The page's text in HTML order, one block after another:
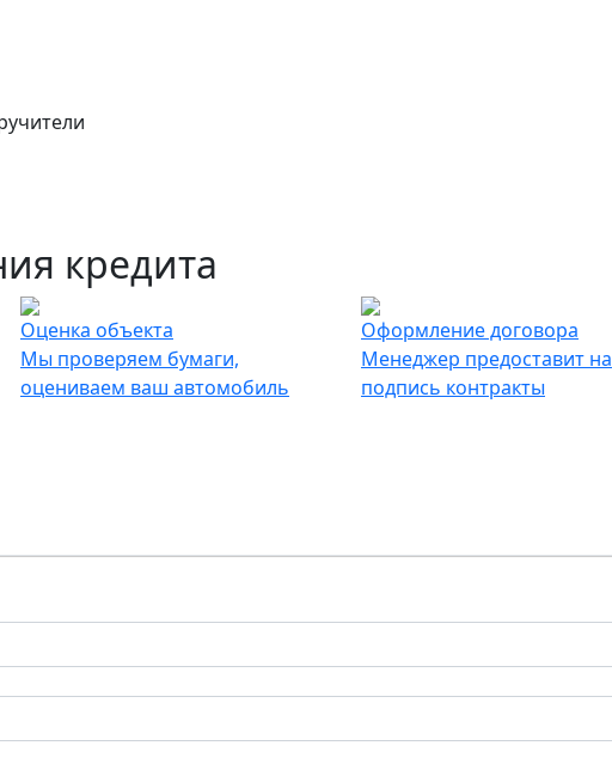
кредита
Оценка объекта
Мы проверяем бумаги,
оцениваем ваш автомобиль
Оформление договора
Менеджер предоставит на
подпись контракты